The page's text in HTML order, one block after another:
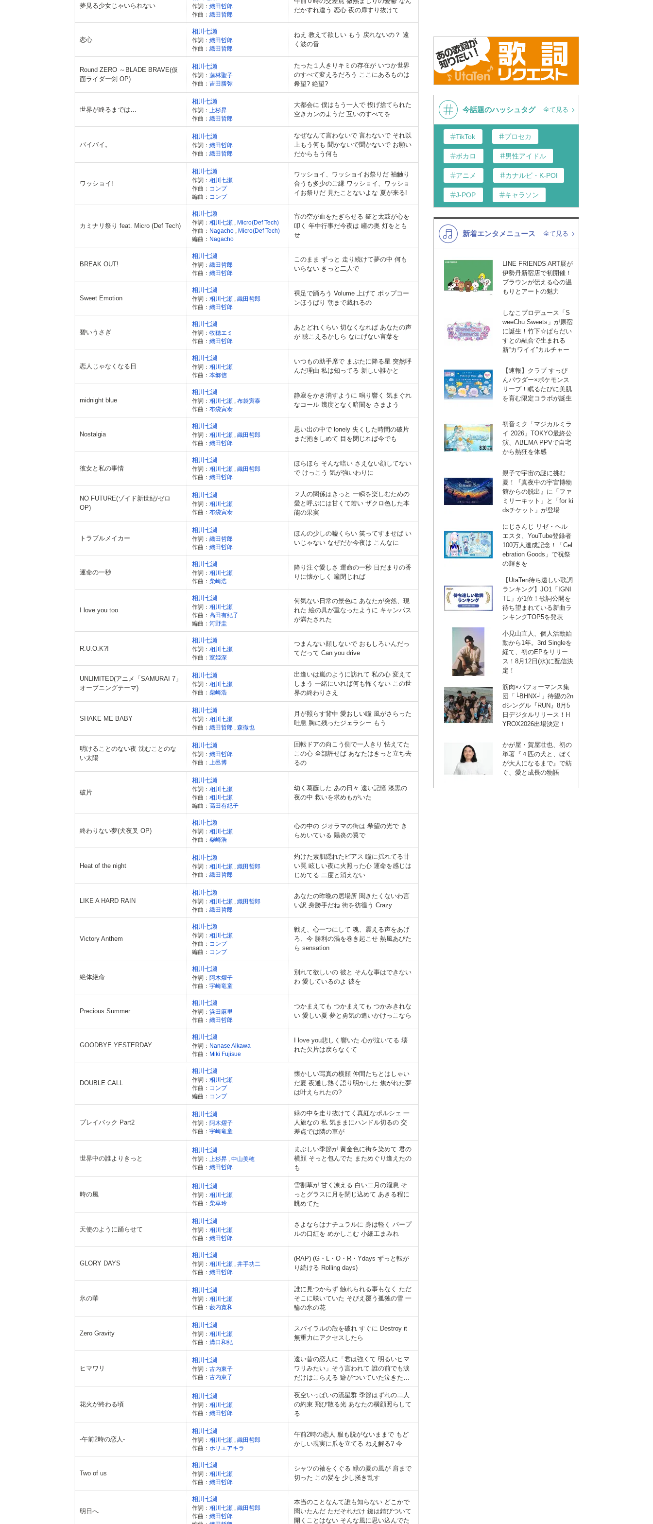
夢見る少女じゃいられない 作詞： 織田哲郎
作曲： 織田哲郎
だかすれ違う 恋心 夜の扉すり抜けて
恋心
相川七瀬
作詞： 織田哲郎
作曲： 織田哲郎
ねえ 教えて欲しい もう 戻れないの？ 遠
く波の音
Round ZERO ～BLADE BRAVE(仮
面ライダー剣 OP)
相川七瀬
作詞： 藤林聖子
作曲： 吉田勝弥
たった１人きりキミの存在が いつか世界
のすべて変えるだろう ここにあるものは
希望? 絶望?
世界が終るまでは…
相川七瀬
作詞：
上杉昇
作曲： 織田哲郎
大都会に 僕はもう一人で 投げ捨てられた
空きカンのようだ 互いのすべてを
バイバイ。
相川七瀬
作詞： 織田哲郎
作曲： 織田哲郎
なぜなんて言わないで 言わないで それ以
上もう何も 聞かないで聞かないで お願い
だからもう何も
ワッショイ!
相川七瀬
作詞： 相川七瀬
作曲： コンプ
編曲： コンプ
ワッショイ、ワッショイお祭りだ 袖触り
合うも多少のご縁 ワッショイ、ワッショ
イお祭りだ 見たことないよな 夏が来る!
カミナリ祭り feat. Micro (Def Tech)
相川七瀬
作詞： 相川七瀬
Micro(Def Tech)
作曲： Nagacho
Micro(Def Tech)
編曲： Nagacho
宵の空が血をたぎらせる 鉦と太鼓が心を
叩く 年中行事だ今夜は 瞳の奥 灯をとも
せ
BREAK OUT!
相川七瀬
作詞： 織田哲郎
作曲： 織田哲郎
このまま ずっと 走り続けて夢の中 何も
いらない きっと二人で
Sweet Emotion
相川七瀬
作詞： 相川七瀬
織田哲郎
作曲： 織田哲郎
裸足で踊ろう Volume 上げて ポップコー
ンほうばり 朝まで戯れるの
碧いうさぎ
相川七瀬
作詞： 牧穂エミ
作曲： 織田哲郎
あとどれくらい 切なくなれば あなたの声
が 聴こえるかしら なにげない言葉を
恋人じゃなくなる日
相川七瀬
作詞： 相川七瀬
作曲： 本郷信
いつもの助手席で まぶたに降る星 突然呼
んだ理由 私は知ってる 新しい誰かと
midnight blue
相川七瀬
作詞： 相川七瀬
布袋寅泰
作曲： 布袋寅泰
静寂をかき消すように 鳴り響く 気まぐれ
なコール 幾度となく暗闇を さまよう
Nostalgia
相川七瀬
作詞： 相川七瀬
織田哲郎
作曲： 織田哲郎
思い出の中で lonely 失くした時間の破片
まだ抱きしめて 目を閉じれば今でも
彼女と私の事情
相川七瀬
作詞： 相川七瀬
織田哲郎
作曲： 織田哲郎
ほらほら そんな暗い さえない顔してない
で けっこう 気が強いわりに
NO FUTURE(ゾイド新世紀/ゼロ
OP)
相川七瀬
作詞： 相川七瀬
作曲： 布袋寅泰
２人の関係はきっと 一瞬を楽しむための
愛と呼ぶには甘くて若い ザクロ色した本
能の果実
トラブルメイカー
相川七瀬
作詞： 織田哲郎
作曲： 織田哲郎
ほんの少しの嘘くらい 笑ってすませば い
いじゃない なぜだか今夜は こんなに
運命の一秒
相川七瀬
作詞： 相川七瀬
作曲： 柴崎浩
降り注ぐ愛しさ 運命の一秒 日だまりの香
りに懐かしく 瞳閉じれば
I love you too
相川七瀬
作詞： 相川七瀬
作曲： 高田有紀子
編曲： 河野圭
何気ない日常の景色に あなたが突然、現
れた 絵の具が重なったように キャンパス
が満たされた
R.U.O.K?!
相川七瀬
作詞： 相川七瀬
作曲： 室姫深
つまんない顔しないで おもしろいんだっ
てだって Can you drive
UNLIMITED(アニメ「SAMURAI 7」
オープニングテーマ)
相川七瀬
作詞： 相川七瀬
作曲： 柴崎浩
出逢いは嵐のように訪れて 私の心 変えて
しまう 一緒にいれば何も怖くない この世
界の終わりさえ
SHAKE ME BABY
相川七瀬
作詞： 相川七瀬
作曲： 織田哲郎 森徹也
月が照らす背中 愛おしい瞳 風がさらった
吐息 胸に残ったジェラシー もう
明けることのない夜 沈むことのな
い太陽
相川七瀬
作詞： 織田哲郎
作曲：
上邑博
回転ドアの向こう側で一人きり 怯えてた
この心 全部許せば あなたはきっと立ち去
るの
破片
相川七瀬
作詞： 相川七瀬
作曲： 相川七瀬
編曲： 高田有紀子
幼く葛藤した あの日々 遠い記憶 漆黒の
夜の中 救いを求めもがいた
終わりない夢(犬夜叉 OP)
相川七瀬
作詞： 相川七瀬
作曲： 柴崎浩
心の中の ジオラマの街は 希望の光で き
らめいている 陽炎の翼で
Heat of the night
相川七瀬
作詞： 相川七瀬
織田哲郎
作曲： 織田哲郎
灼けた素肌隠れたピアス 瞳に揺れてる甘
い罠 眩しい夜に火照った心 運命を感じは
じめてる 二度と消えない
LIKE A HARD RAIN
相川七瀬
作詞： 相川七瀬
織田哲郎
作曲： 織田哲郎
あなたの昨晩の居場所 聞きたくないわ言
い訳 身勝手だね 街を彷徨う Crazy
Victory Anthem
相川七瀬
作詞： 相川七瀬
作曲： コンプ
編曲： コンプ
戦え、心一つにして 魂、震える声をあげ
ろ、今 勝利の渦を巻き起こせ 熱風あびた
ら sensation
絶体絶命
相川七瀬
作詞： 阿木燿子
作曲： 宇崎竜童
別れて欲しいの 彼と そんな事はできない
わ 愛しているのよ 彼を
Precious Summer
相川七瀬
作詞： 浜田麻里
作曲： 織田哲郎
つかまえても つかまえても つかみきれな
い 愛しい夏 夢と勇気の追いかけっこなら
GOODBYE YESTERDAY
相川七瀬
作詞： Nanase Aikawa
作曲： Miki Fujisue
I love you悲しく響いた 心が泣いてる 壊
れた欠片は戻らなくて
DOUBLE CALL
相川七瀬
作詞： 相川七瀬
作曲： コンプ
編曲： コンプ
懐かしい写真の横顔 仲間たちとはしゃい
だ夏 夜通し熱く語り明かした 焦がれた夢
は叶えられたの?
プレイバック Part2
相川七瀬
作詞： 阿木燿子
作曲： 宇崎竜童
緑の中を走り抜けてく真紅なポルシェ 一
人旅なの 私 気ままにハンドル切るの 交
差点では隣の車が
世界中の誰よりきっと
相川七瀬
作詞： 上杉昇
中山美穂
作曲： 織田哲郎
まぶしい季節が 黄金色に街を染めて 君の
横顔 そっと包んでた まためぐり逢えたの
も
時の風
相川七瀬
作詞： 相川七瀬
作曲： 柴草玲
雪割草が 甘く凍える 白い二月の溜息 そ
っとグラスに月を閉じ込めて あきる程に
眺めてた
天使のように踊らせて
相川七瀬
作詞： 相川七瀬
作曲： 織田哲郎
さよならはナチュラルに 身は軽く パープ
ルの口紅を めかしこむ 小細工まみれ
GLORY DAYS
相川七瀬
作詞： 相川七瀬
井手功二
作曲： 織田哲郎
(RAP) (G・L・O・R・Ydays ずっと転が
り続ける Rolling days)
氷の華
相川七瀬
作詞： 相川七瀬
作曲： 藪内寛和
誰に見つからず 触れられる事もなく ただ
そこに咲いていた そびえ覆う孤独の雪 一
輪の氷の花
Zero Gravity
相川七瀬
作詞： 相川七瀬
作曲： 溝口和紀
スパイラルの殻を破れ すぐに Destroy it
無重力にアクセスしたら
ヒマワリ
相川七瀬
作詞： 古内東子
作曲： 古内東子
遠い昔の恋人に「君は強くて 明るいヒマ
ワリみたい」そう言われて 誰の前でも涙
だけはこらえる 癖がついていた泣きたい
ときでも
花火が終わる頃
相川七瀬
作詞： 相川七瀬
作曲： 織田哲郎
夜空いっぱいの流星群 季節はずれの二人
の約束 飛び散る光 あなたの横顔照らして
る
-午前2時の恋人-
相川七瀬
作詞： 相川七瀬
織田哲郎
作曲： ホリエアキラ
午前2時の恋人 服も脱がないままで もど
かしい現実に爪を立てる ねえ解る? 今
Two of us
相川七瀬
作詞： 相川七瀬
作曲： 織田哲郎
シャツの袖をくぐる 緑の夏の風が 肩まで
切った この髪を 少し掻き乱す
明日へ
相川七瀬
作詞： 相川七瀬
織田哲郎
作曲： 織田哲郎
本当のことなんて誰も知らない どこかで
聞いたんだ ただそれだけ 鍵は錆びついて
開くことはない そんな風に思い込んでた
今話題のハッシュタグ 全て見る
TikTok プロセカ
ボカロ 男性アイドル
アニメ カナルビ・K-POP和訳
J-POP キャラソン
K-POP バンド
ディズニー
新着エンタメニュース 全て見る
LINE FRIENDS ART展が
伊勢丹新宿店で初開催！
ブラウンが伝える心の温
もりとアートの魅力
しなこプロデュース「S
weeChu Sweets」が原宿
に誕生！竹下☆ぱらだい
すとの融合で生まれる
新“カワイイ”カルチャー
【速報】クラブ すっぴ
んパウダー×ポケモンス
リープ！眠るたびに美肌
を育む限定コラボが誕生
初音ミク「マジカルミラ
イ 2026」TOKYO最終公
演、ABEMA PPVで自宅
から熱狂を体感
親子で宇宙の謎に挑む
夏！『真夜中の宇宙博物
館からの脱出』に「ファ
ミリーキット」と「for ki
dsチケット」が登場
にじさんじ リゼ・ヘル
エスタ、YouTube登録者
100万人達成記念！「Cel
ebration Goods」で祝祭
の輝きを
【UtaTen待ち遠しい歌詞
ランキング】JO1「IGNI
TE」が1位！歌詞公開を
待ち望まれている新曲ラ
ンキングTOP5を発表
小見山直人、個人活動始
動から1年。3rd Singleを
経て、初のEPをリリー
ス！8月12日(水)に配信決
定！
筋肉×パフォーマンス集
団「└BHNX┘」待望の2n
dシングル『RUN』8月5
日デジタルリリース！H
YROX2026出場決定！
かが屋・賀屋壮也、初の
単著『４匹の犬と、ぼく
が大人になるまで』で紡
ぐ、愛と成長の物語